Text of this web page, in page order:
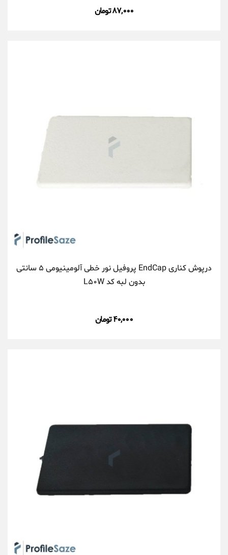
۸۷,۰۰۰ تومان
درپوش کناری EndCap پروفیل نور خطی آلومینیومی ۵ سانتی
بدون لبه کد L۵۰W
۴۰,۰۰۰ تومان